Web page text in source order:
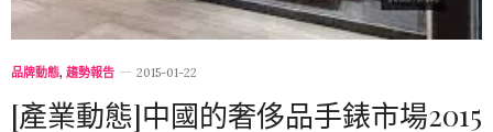
品牌動態, 趨勢報告 2015-01-22
[產業動態]中國的奢侈品手錶市場2015